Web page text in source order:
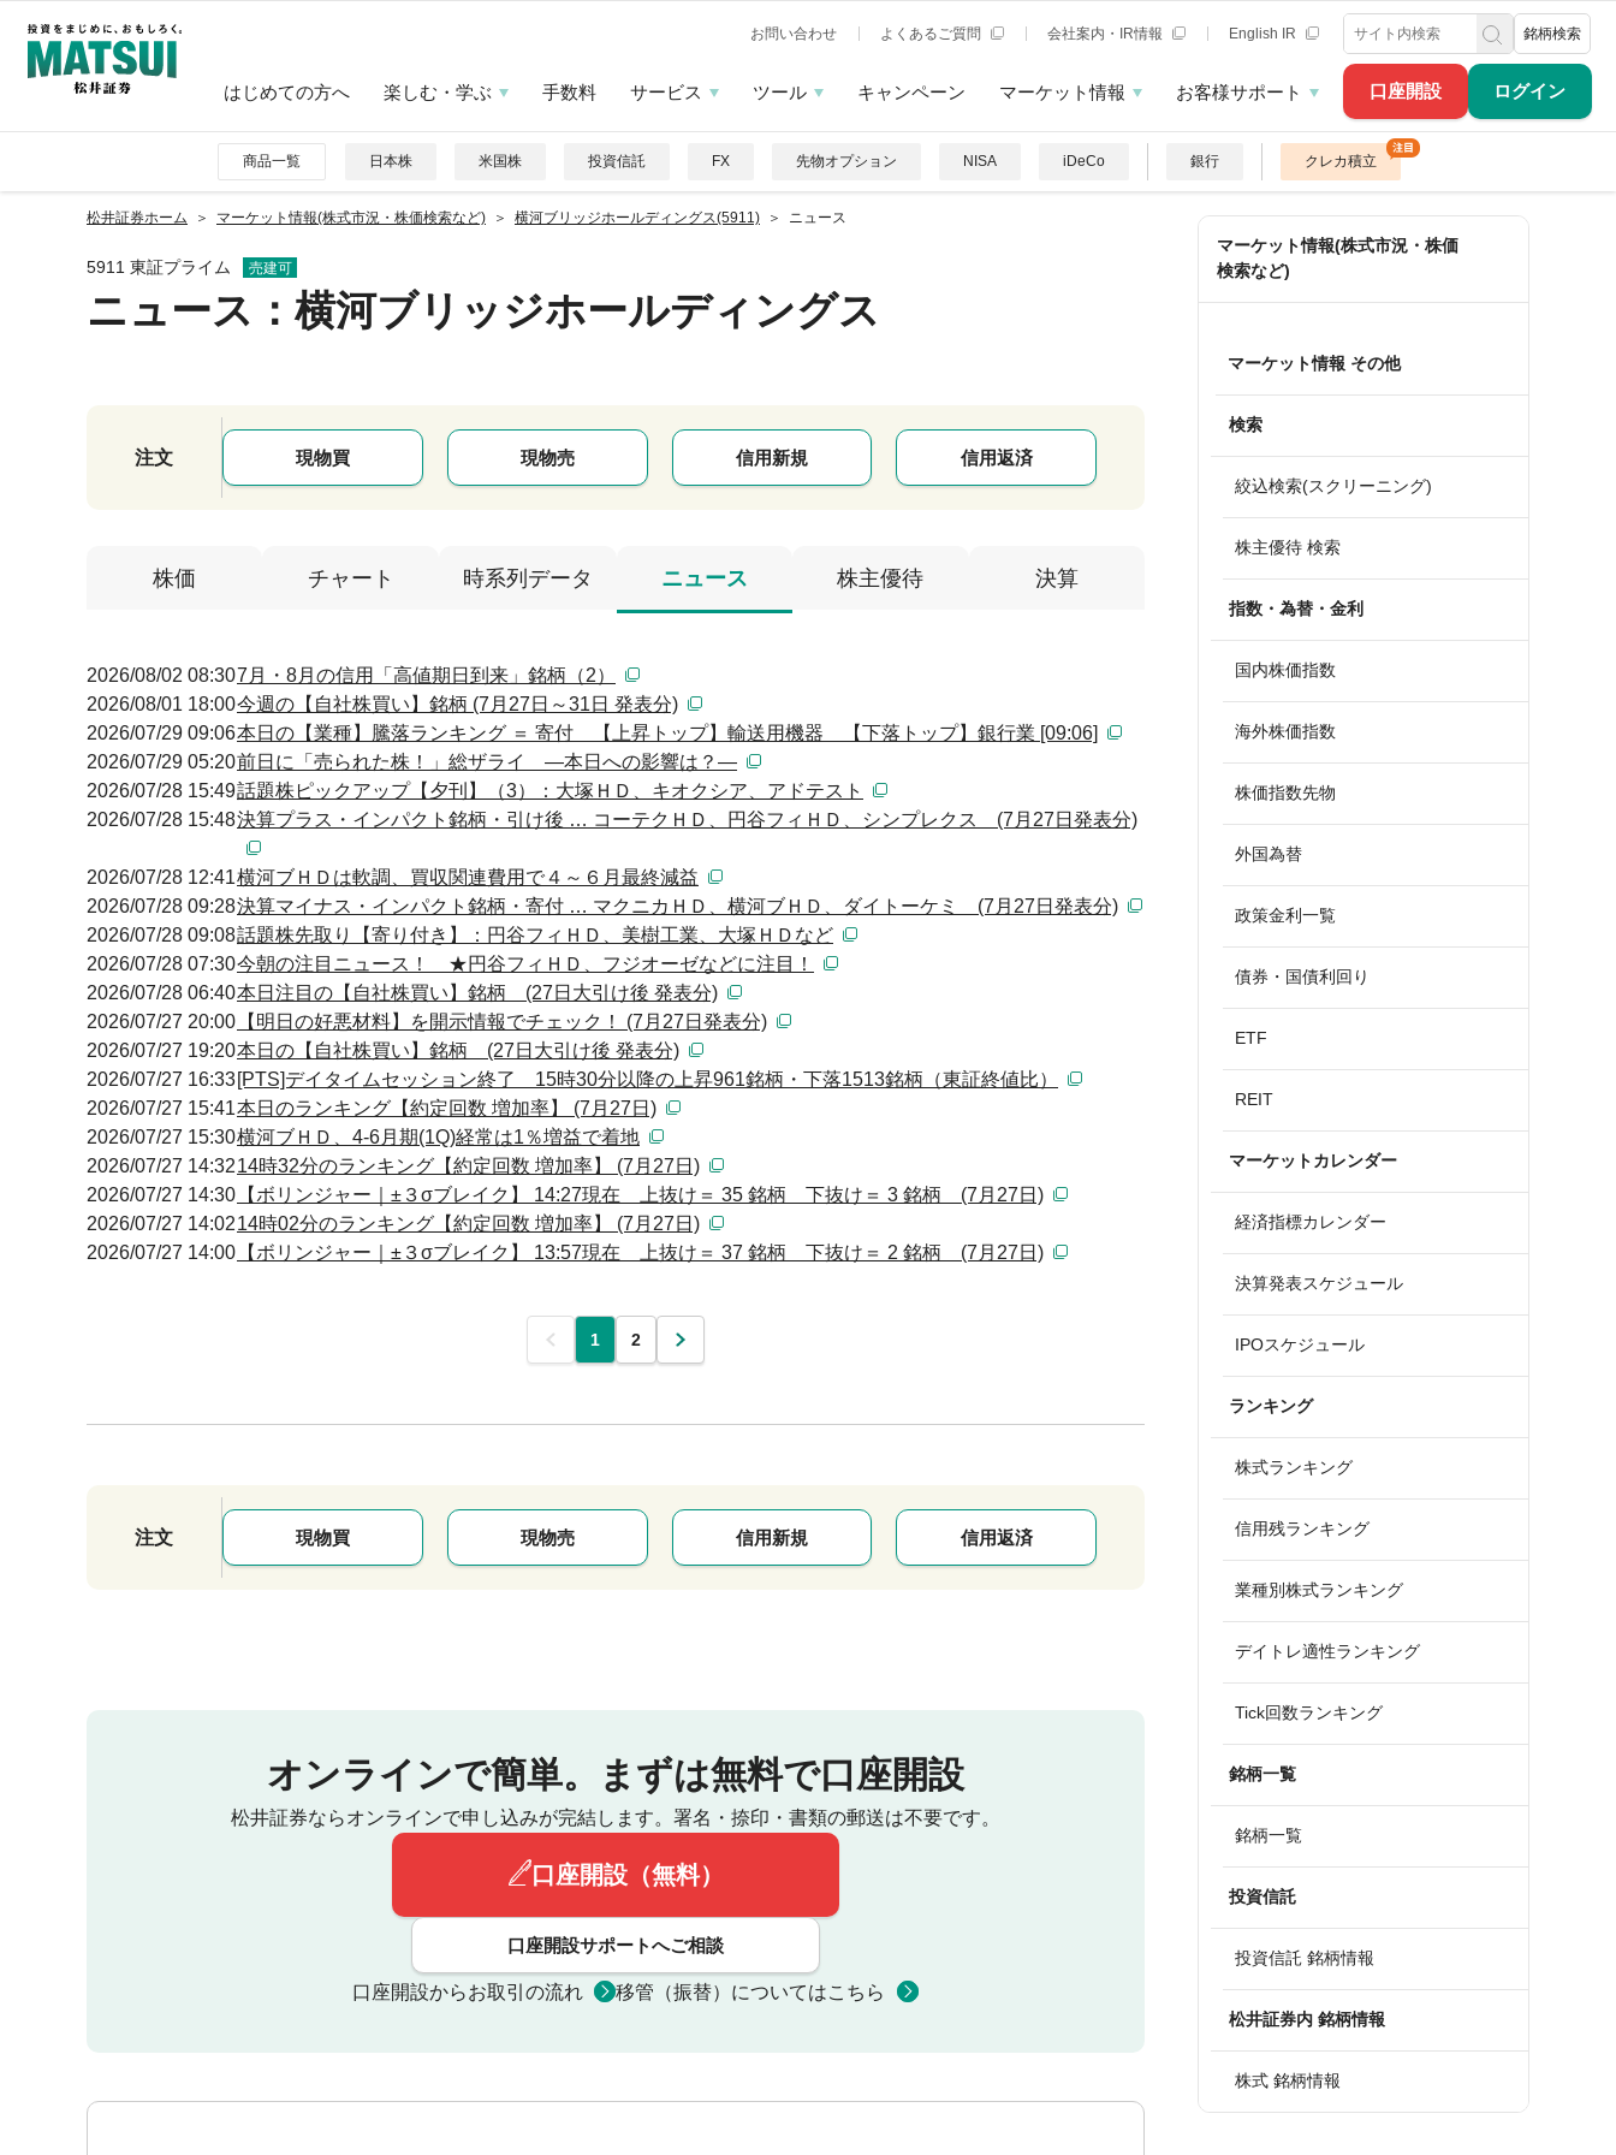
口座開設 ログイン
お問い合わせ よくあるご質問 会社案内・IR情報 English IR 銘柄検索
はじめての方へ 楽しむ・学ぶ 手数料 サービス ツール キャンペーン マーケット情報 お客様サポート
商品一覧 日本株 米国株 投資信託 FX 先物オプション NISA iDeCo 銀行 クレカ積立
松井証券ホーム マーケット情報(株式市況・株価検索など) 横河ブリッジホールディングス(5911) ニュース
5911 東証プライム 売建可
ニュース ：横河ブリッジホールディングス
注文 現物買 現物売 信用新規 信用返済
株価 チャート 時系列データ ニュース 株主優待 決算
2026/08/02 08:307月・8月の信用「高値期日到来」銘柄（2）
2026/08/01 18:00今週の【自社株買い】銘柄 (7月27日～31日 発表分)
2026/07/29 09:06本日の【業種】騰落ランキング ＝ 寄付 【上昇トップ】輸送用機器 【下落トップ】銀行業 [09:06]
2026/07/29 05:20前日に「売られた株！」総ザライ ―本日への影響は？―
2026/07/28 15:49話題株ピックアップ【夕刊】（3）：大塚ＨＤ、キオクシア、アドテスト
2026/07/28 15:48決算プラス・インパクト銘柄・引け後 … コーテクＨＤ、円谷フィＨＤ、シンプレクス (7月27日発表分)
2026/07/28 12:41横河ブＨＤは軟調、買収関連費用で４～６月最終減益
2026/07/28 09:28決算マイナス・インパクト銘柄・寄付 … マクニカＨＤ、横河ブＨＤ、ダイトーケミ (7月27日発表分)
2026/07/28 09:08話題株先取り【寄り付き】：円谷フィＨＤ、美樹工業、大塚ＨＤなど
2026/07/28 07:30今朝の注目ニュース！ ★円谷フィＨＤ、フジオーゼなどに注目！
2026/07/28 06:40本日注目の【自社株買い】銘柄 (27日大引け後 発表分)
2026/07/27 20:00 【明日の好悪材料】を開示情報でチェック！ (7月27日発表分)
2026/07/27 19:20本日の【自社株買い】銘柄 (27日大引け後 発表分)
2026/07/27 16:33[PTS]デイタイムセッション終了 15時30分以降の上昇961銘柄・下落1513銘柄（東証終値比）
2026/07/27 15:41本日のランキング【約定回数 増加率】 (7月27日)
2026/07/27 15:30横河ブＨＤ、4-6月期(1Q)経常は1％増益で着地
2026/07/27 14:3214時32分のランキング【約定回数 増加率】 (7月27日)
2026/07/27 14:30 【ボリンジャー｜±３σブレイク】 14:27現在 上抜け＝ 35 銘柄 下抜け＝ 3 銘柄 (7月27日)
2026/07/27 14:0214時02分のランキング【約定回数 増加率】 (7月27日)
2026/07/27 14:00 【ボリンジャー｜±３σブレイク】 13:57現在 上抜け＝ 37 銘柄 下抜け＝ 2 銘柄 (7月27日)
前 1 2 次
注文 現物買 現物売 信用新規 信用返済
オンラインで簡単。 まずは無料で口座開設
松井証券ならオンラインで申し込みが完結します。 署名・捺印・書類の郵送は不要です。
口座開設（無料）
口座開設サポートへご相談
口座開設からお取引の流れ 移管（振替）についてはこちら
マーケット情報(株式市況・株価
検索など)
マーケット情報 その他
検索
絞込検索(スクリーニング)
株主優待 検索
指数・為替・金利
国内株価指数
海外株価指数
株価指数先物
外国為替
政策金利一覧
債券・国債利回り
ETF
REIT
マーケットカレンダー
経済指標カレンダー
決算発表スケジュール
IPOスケジュール
ランキング
株式ランキング
信用残ランキング
業種別株式ランキング
デイトレ適性ランキング
Tick回数ランキング
銘柄一覧
銘柄一覧
投資信託
投資信託 銘柄情報
松井証券内 銘柄情報
株式 銘柄情報